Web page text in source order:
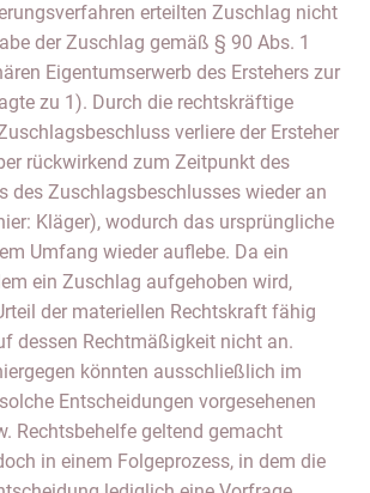
erteilten Zuschlag nicht
der Zuschlag gemäß § 90 Abs. 1
Eigentumserwerb des Erstehers zur
zu 1). Durch die rechtskräftige
verliere der Ersteher
rückwirkend zum Zeitpunkt des
des Zuschlagsbeschlusses wieder an
Kläger), wodurch das ursprüngliche
Umfang wieder auflebe. Da ein
ein Zuschlag aufgehoben wird,
der materiellen Rechtskraft fähig
dessen Rechtmäßigkeit nicht an.
könnten ausschließlich im
Entscheidungen vorgesehenen
Rechtsbehelfe geltend gemacht
in einem Folgeprozess, in dem die